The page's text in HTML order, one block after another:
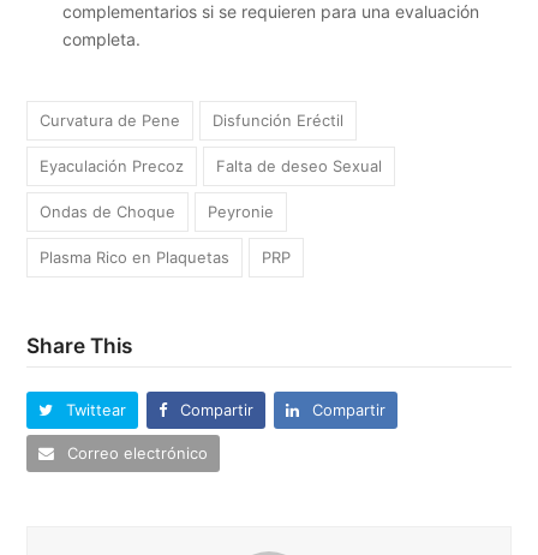
complementarios si se requieren para una evaluación
completa.
Curvatura de Pene Disfunción Eréctil
Eyaculación Precoz Falta de deseo Sexual
Ondas de Choque Peyronie
Plasma Rico en Plaquetas PRP
Share This
Twittear Compartir Compartir
Correo electrónico